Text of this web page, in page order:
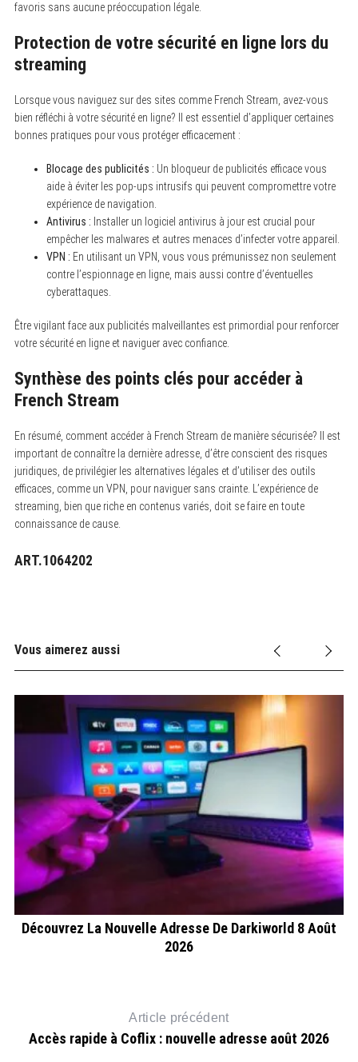
favoris sans aucune préoccupation légale.
Protection de votre sécurité en ligne lors du
streaming
Lorsque vous naviguez sur des sites comme French Stream, avez-vous
bien réfléchi à votre sécurité en ligne? Il est essentiel d’appliquer certaines
bonnes pratiques pour vous protéger efficacement :
Blocage des publicités : Un bloqueur de publicités efficace vous
aide à éviter les pop-ups intrusifs qui peuvent compromettre votre
expérience de navigation.
Antivirus : Installer un logiciel antivirus à jour est crucial pour
empêcher les malwares et autres menaces d’infecter votre appareil.
VPN : En utilisant un VPN, vous vous prémunissez non seulement
contre l’espionnage en ligne, mais aussi contre d’éventuelles
cyberattaques.
Être vigilant face aux publicités malveillantes est primordial pour renforcer
votre sécurité en ligne et naviguer avec confiance.
Synthèse des points clés pour accéder à
French Stream
En résumé, comment accéder à French Stream de manière sécurisée? Il est
important de connaître la dernière adresse, d’être conscient des risques
juridiques, de privilégier les alternatives légales et d’utiliser des outils
efficaces, comme un VPN, pour naviguer sans crainte. L’expérience de
streaming, bien que riche en contenus variés, doit se faire en toute
connaissance de cause.
ART.1064202
Vous aimerez aussi
Découvrez La Nouvelle Adresse De Darkiworld 8 Août
2026
Article précédent
Accès rapide à Coflix : nouvelle adresse août 2026